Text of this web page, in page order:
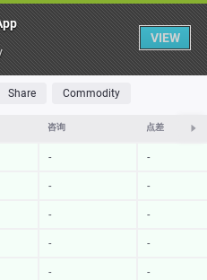
桌子
最大跌幅 最易挥发
Share Commodity
咨询 点差
- -
- -
- -
- -
- -
VIEW